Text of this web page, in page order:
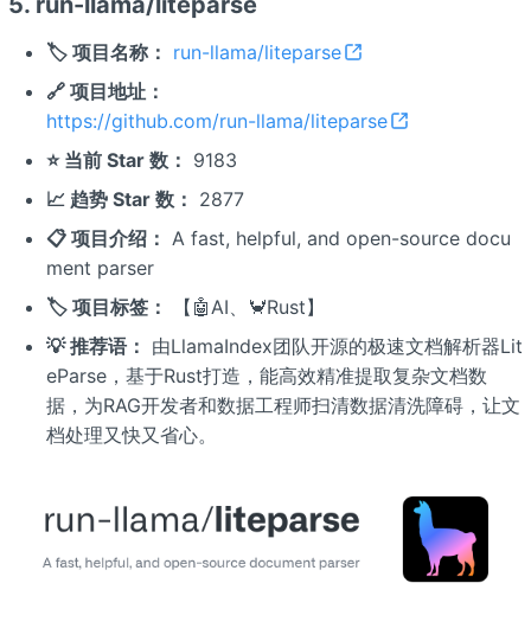
🏷️ 项目名称： run-llama/liteparse
🔗 项目地址：
https://github.com/run-llama/liteparse
⭐ 当前 Star 数： 9183
📈 趋势 Star 数： 2877
📋 项目介绍： A fast, helpful, and open-source docu
ment parser
🏷️ 项目标签：
【🤖AI、🦀Rust】
💡 推荐语： 由LlamaIndex团队开源的极速文档解析器Lit
eParse，基于Rust打造，能高效精准提取复杂文档数
据，为RAG开发者和数据工程师扫清数据清洗障碍，让文
档处理又快又省心。